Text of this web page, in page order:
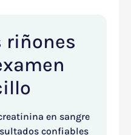
riñones
en sangre
confiables